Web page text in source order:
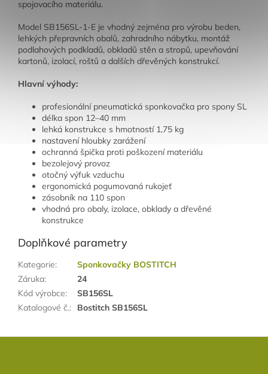
spojovacího materiálu.
Model SB156SL-1-E je vhodný zejména pro výrobu beden,
lehkých přepravních obalů, zahradního nábytku, montáž
podlahových podkladů, obkladů stěn a stropů, upevňování
kartonů, izolací, roštů a dalších dřevěných konstrukcí.
Hlavní výhody:
profesionální pneumatická sponkovačka pro spony SL
délka spon 12–40 mm
lehká konstrukce s hmotností 1,75 kg
nastavení hloubky zarážení
ochranná špička proti poškození materiálu
bezolejový provoz
otočný výfuk vzduchu
ergonomická pogumovaná rukojeť
zásobník na 110 spon
vhodná pro obaly, izolace, obklady a dřevěné
konstrukce
Doplňkové parametry
Kategorie:
Sponkovačky BOSTITCH
Záruka:
24
Kód výrobce:
SB156SL
Katalogové č.: Bostitch SB156SL